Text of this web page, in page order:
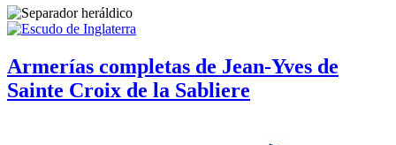
Armerías completas de Jean-Yves de
Sainte Croix de la Sabliere